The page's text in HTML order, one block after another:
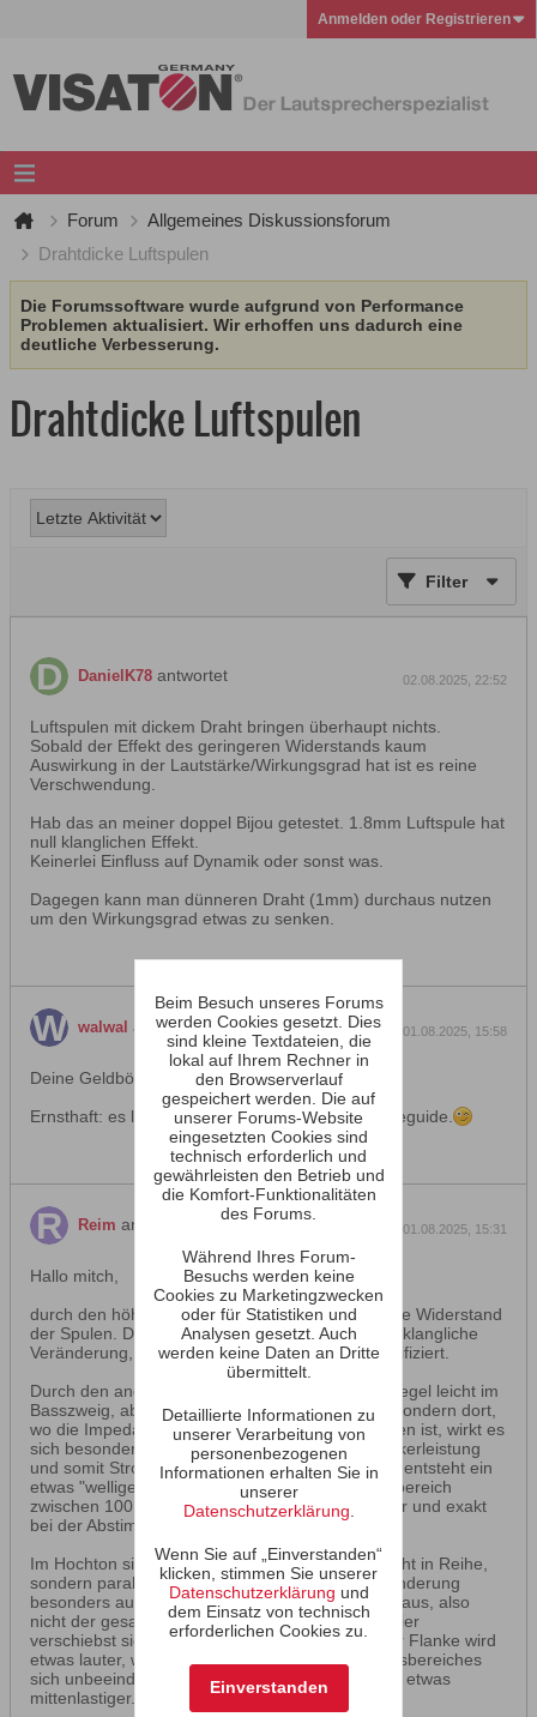
Anmelden oder Registrieren
Forum
Allgemeines Diskussionsforum
Drahtdicke Luftspulen
Die Forumssoftware wurde aufgrund von Performance
Problemen aktualisiert. Wir erhoffen uns dadurch eine
deutliche Verbesserung.
Drahtdicke Luftspulen
Filter
DanielK78 antwortet 02.08.2025, 22:52
Luftspulen mit dickem Draht bringen überhaupt nichts.
Sobald der Effekt des geringeren Widerstands kaum
Auswirkung in der Lautstärke/Wirkungsgrad hat ist es reine
Verschwendung.
Hab das an meiner doppel Bijou getestet. 1.8mm Luftspule hat
null klanglichen Effekt.
Keinerlei Einfluss auf Dynamik oder sonst was.
Dagegen kann man dünneren Draht (1mm) durchaus nutzen
um den Wirkungsgrad etwas zu senken.
walwal antwortet 01.08.2025, 15:58
Deine Geldbörse klingt dünner.
Ernsthaft: es lohnt nicht. Was sich lohnt: ein Waveguide.
Reim antwortet 01.08.2025, 15:31
Hallo mitch,
durch den höheren Querschnitt sinkt der ohmsche Widerstand
der Spulen. Das bewirkt eine wenn auch geringe klangliche
Veränderung, da sich die Abstimmung leicht modifiziert.
Durch den anderen Innenwiderstand steigt der Pegel leicht im
Basszweig, aber nicht als Parallelverschiebung, sondern dort,
wo die Impedanz des TT im Verlauf am niedrigsten ist, wirkt es
sich besonders aus, hier wird dann mehr Verstärkerleistung
und somit Strom möglich, der Pegel steigt. Somit entsteht ein
etwas "welligerer" Bassverlauf, konkret der Bassbereich
zwischen 100Hz und 500Hz wird hier etwas lauter und exakt
bei der Abstimmfrequenz des BR.
Im Hochton sieht es anders aus, da die Spule nicht in Reihe,
sondern parallel arbeitet. Hier wirkt sich die Veränderung
besonders auf die Flanke im Übernahmebereich aus, also
nicht der gesamte Pegel des Hochtöners, auch hier
verschiebst sich die Abstimmung, der Bereich der Flanke wird
etwas lauter, während der Rest des Übertragungsbereiches
sich unbeeindruckt zeigt, der Klang wird hier also etwas
mittenlastiger.
Beim Besuch unseres Forums
werden Cookies gesetzt. Dies
sind kleine Textdateien, die
lokal auf Ihrem Rechner in
den Browserverlauf
gespeichert werden. Die auf
unserer Forums-Website
eingesetzten Cookies sind
technisch erforderlich und
gewährleisten den Betrieb und
die Komfort-Funktionalitäten
des Forums.
Während Ihres Forum-
Besuchs werden keine
Cookies zu Marketingzwecken
oder für Statistiken und
Analysen gesetzt. Auch
werden keine Daten an Dritte
übermittelt.
Detaillierte Informationen zu
unserer Verarbeitung von
personenbezogenen
Informationen erhalten Sie in
unserer
Datenschutzerklärung
Wenn Sie auf „Einverstanden“
klicken, stimmen Sie unserer
Datenschutzerklärung und
dem Einsatz von technisch
erforderlichen Cookies zu.
Einverstanden